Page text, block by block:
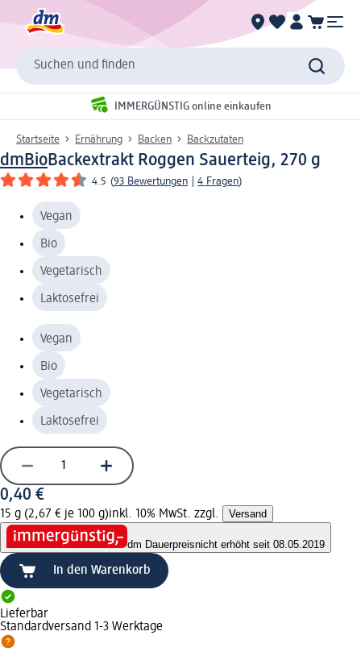
Suchen und finden
IMMERGÜNSTIG online einkaufen
Startseite Ernährung Backen Backzutaten
dmBioBackextrakt Roggen Sauerteig, 270 g
4.5 (93 Bewertungen 4 Fragen)
Vegan
Bio
Vegetarisch
Laktosefrei
Vegan
Bio
Vegetarisch
Laktosefrei
0,40 €
15 g (2,67 € je 100 g)inkl. 10% MwSt. zzgl. Versand
dm Dauerpreisnicht erhöht seit 08.05.2019
In den Warenkorb
Lieferbar
Standardversand 1-3 Werktage